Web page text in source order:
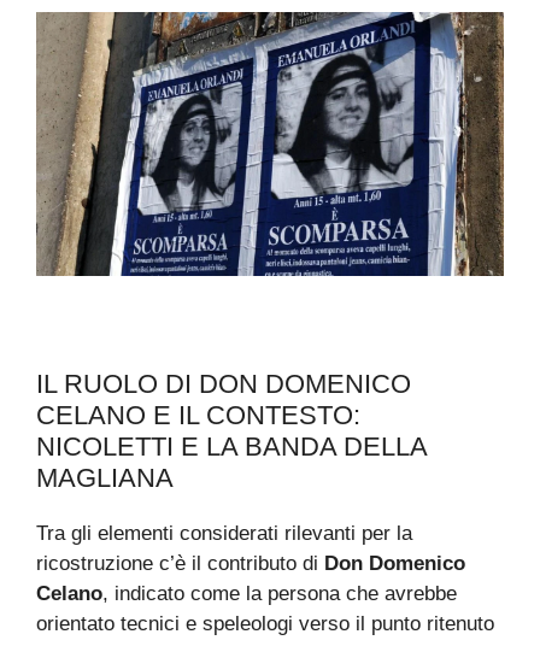
IL RUOLO DI DON DOMENICO
CELANO E IL CONTESTO:
NICOLETTI E LA BANDA DELLA
MAGLIANA
Tra gli elementi considerati rilevanti per la
ricostruzione c’è il contributo di Don Domenico
Celano, indicato come la persona che avrebbe
orientato tecnici e speleologi verso il punto ritenuto